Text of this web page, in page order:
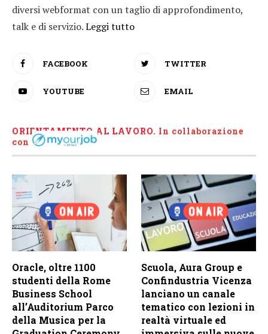
diversi webformat con un taglio di approfondimento,
talk e di servizio.Leggi tutto
FACEBOOK TWITTER
YOUTUBE EMAIL
ORIENTAMENTO AL LAVORO. In collaborazione
con
Oracle, oltre 1100
studenti della Rome
Business School
all’Auditorium Parco
della Musica per la
Scuola, Aura Group e
Confindustria Vicenza
lanciano un canale
tematico con lezioni in
realtà virtuale ed